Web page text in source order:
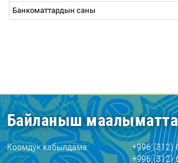
Банкоматтардын саны
Байланыш
Коомдук кабылдама
+996 (312)
+996 (312)